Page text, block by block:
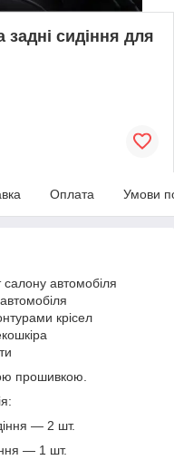
сидіння для
Оплата Умови
салону автомобіля
крісел
прошивкою.
— 2 шт.
— 1 шт.